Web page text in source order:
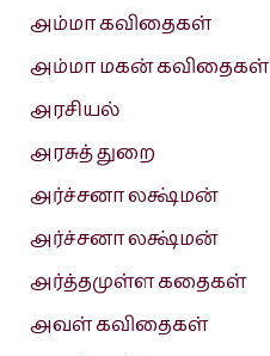
அம்மா கவிதைகள்
அம்மா மகன் கவிதைகள்
அரசியல்
அரசுத் துறை
அர்ச்சனா லக்ஷ்மன்
அர்ச்சனா லக்ஷ்மன்
அர்த்தமுள்ள கதைகள்
அவள் கவிதைகள்